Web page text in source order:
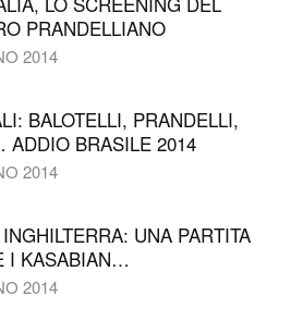
PRANDELLIANO
2014
BALOTELLI, PRANDELLI,
BRASILE 2014
2014
UNA PARTITA
I KASABIAN…
2014